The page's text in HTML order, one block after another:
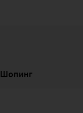
Шопинг